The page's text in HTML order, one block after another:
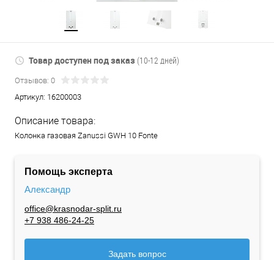
Товар доступен под заказ (10-12 дней)
Отзывов: 0
Артикул: 16200003
Описание товара:
Колонка газовая Zanussi GWH 10 Fonte
Помощь эксперта
Александр
office@krasnodar-split.ru
+7 938 486-24-25
Задать вопрос